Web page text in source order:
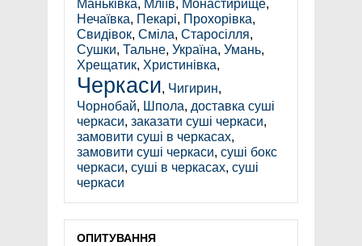
Маньківка, Мліїв, Монастирище,
Нечаївка, Пекарі, Прохорівка,
Свидівок, Сміла, Старосілля,
Сушки, Тальне, Україна, Умань,
Хрещатик, Христинівка,
Черкаси, Чигирин,
Чорнобай, Шпола, доставка суші
черкаси, заказати суші черкаси,
замовити суші в черкасах,
замовити суші черкаси, суші бокс
черкаси, суші в черкасах, суші
черкаси
ОПИТУВАННЯ